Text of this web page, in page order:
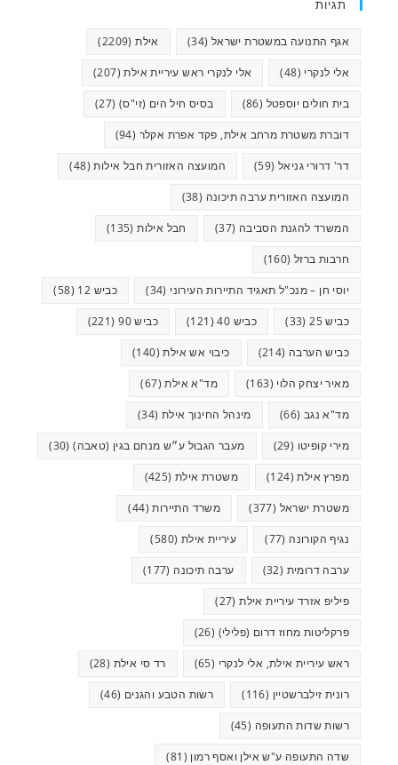
תגיות
אגף התנועה במשטרת ישראל (34) אילת(2209)
אלי לנקרי (48) אלי לנקרי ראש עיריית אילת(207)
בית חולים יוספטל (86) בסיס חיל הים (זי"ס) (27)
דוברת משטרת מרחב אילת, פקד אפרת אקלר (94)
דר' דרורי גניאל (59) המועצה האזורית חבל אילות(48)
המועצה האזורית ערבה תיכונה (38)
המשרד להגנת הסביבה (37) חבל אילות(135)
חרבות ברזל (160)
יוסי חן – מנכ"ל תאגיד התיירות העירוני (34) כביש 12 (58)
כביש 25 (33) כביש 40 (121) כביש 90 (221)
כביש הערבה (214) כיבוי אש אילת(140)
מאיר יצחק הלוי (163) מד"א אילת(67)
מד"א נגב (66) מינהל החינוך אילת (34)
מירי קופיטו (29) מעבר הגבול ע״ש מנחם בגין (טאבה)(30)
מפרץ אילת(124) משטרת אילת (425)
משטרת ישראל (377) משרד התיירות(44)
נגיף הקורונה (77) עיריית אילת (580)
ערבה דרומית (32) ערבה תיכונה (177)
פיליפ אזרד עיריית אילת(27)
פרקליטות מחוז דרום (פלילי) (26)
ראש עיריית אילת, אלי לנקרי (65) רד סי אילת (28)
רונית זילברשטיין (116) רשות הטבע והגנים (46)
רשות שדות התעופה (45)
שדה התעופה ע"ש אילן ואסף רמון (81)